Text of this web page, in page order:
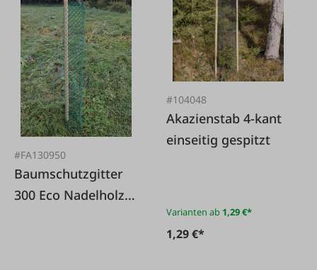
#FA130950
Baumschutzgitter
300 Eco Nadelholz
#104048
Akazienstab 4-kant
einseitig gespitzt
Varianten ab 1,29 €*
1,29 €*